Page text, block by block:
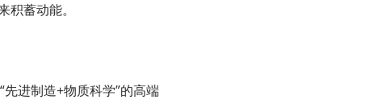
蓄动能。
先进制造+物质科学”的高端